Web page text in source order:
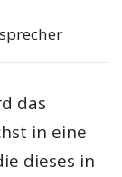
das
in eine
dieses in